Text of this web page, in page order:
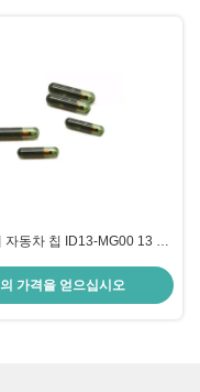
자동차 칩 ID13-MG00 13 유
케이스 교체
가격을 얻으십시오